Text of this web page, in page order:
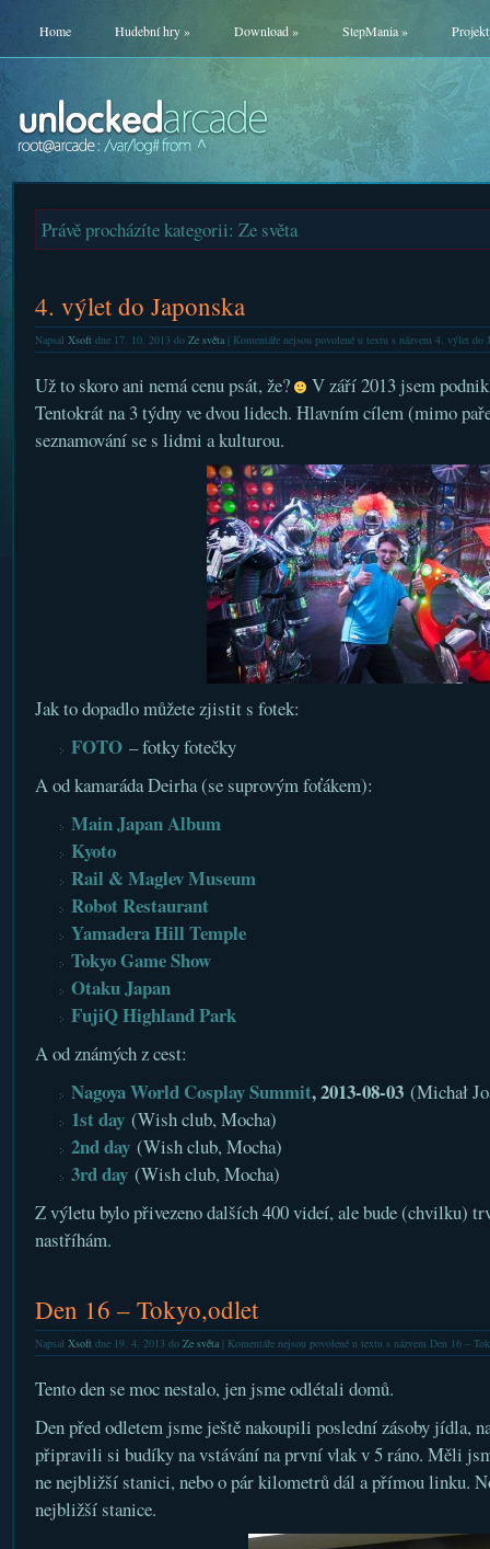
Home Hudební hry» Download» StepMania»
Právě procházíte kategorii: Ze světa
4. výlet do Japonska
Napsal Xsoftdne 17. 10. 2013 do Ze světa| Komentáře nejsou povolenéu textu s názvem 4. výlet do
Už to skoro ani nemá cenu psát, že?
V září 2013 jsem
Tentokrát na 3 týdny ve dvou lidech. Hlavním cílem (mimo
seznamování se s lidmi a kulturou.
Jak to dopadlo můžete zjistit s fotek:
FOTO– fotky fotečky
A od kamaráda Deirha (se suprovým foťákem):
Main Japan Album
Kyoto
Rail & Maglev Museum
Robot Restaurant
Yamadera Hill Temple
Tokyo Game Show
Otaku Japan
FujiQ Highland Park
A od známých z cest:
Nagoya World Cosplay Summit, 2013-08-03(Michał
1st day(Wish club, Mocha)
2nd day(Wish club, Mocha)
3rd day(Wish club, Mocha)
Z výletu bylo přivezeno dalších 400 videí, ale bude (chvilku)
nastříhám.
Den 16 – Tokyo,odlet
Napsal Xsoftdne 19. 4. 2013 do Ze světa| Komentáře nejsou povolenéu textu s názvem Den 16 –
Tento den se moc nestalo, jen jsme odlétali domů.
Den před odletem jsme ještě nakoupili poslední zásoby jídla,
připravili si budíky na vstávání na první vlak v 5 ráno. Měli
ne nejbližší stanici, nebo o pár kilometrů dál a přímou linku.
nejbližší stanice.